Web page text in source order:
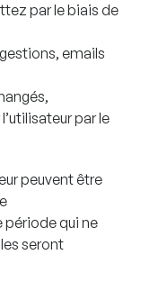
par le biais de
emails
par le
peuvent être
qui ne
seront